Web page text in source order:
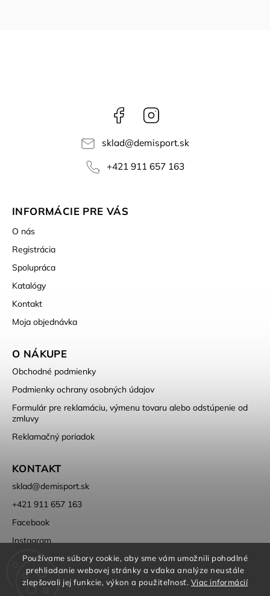
Používame súbory cookie, aby sme vám umožnili pohodlné
prehliadanie webovej stránky a vďaka analýze neustále
zlepšovali jej funkcie, výkon a použiteľnosť. Viac informácií
Facebook
sklad@demisport.sk
+421 911 657 163
INFORMÁCIE PRE VÁS
O nás
Registrácia
Spolupráca
Katalógy
Kontakt
Moja objednávka
O NÁKUPE
Obchodné podmienky
Podmienky ochrany osobných údajov
Formulár pre reklamáciu, výmenu tovaru alebo odstúpenie od
zmluvy
Reklamačný poriadok
KONTAKT
sklad@demisport.sk
+421 911 657 163
Facebook
Instagram